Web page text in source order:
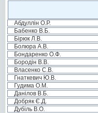
Абдуллін О.Р.
Бабенко В.Б.
Бірюк Л.В.
Болюра А.В.
Бондаренко О.Ф.
Бородін В.В.
Власенко С.В.
Гнаткевич Ю.В.
Гудима О.М.
Данілов В.Б.
Добряк Є.Д.
Дубіль В.О.